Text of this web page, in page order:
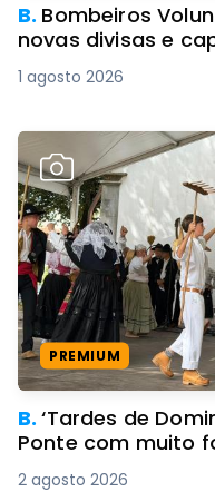
B. Bombeiros
novas divisas e
1 agosto 2026
PREMIUM
B.‘Tardes de
Ponte com muito
2 agosto 2026